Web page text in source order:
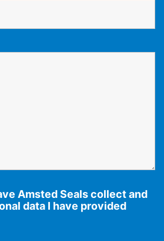
Amsted Seals collect and
data I have provided